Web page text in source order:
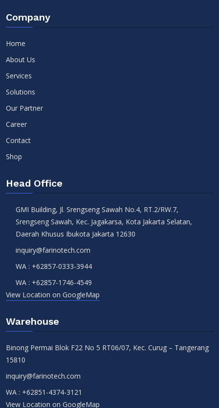
Company
Home
About Us
Services
Solutions
Our Partner
Career
Contact
Shop
Head Office
GMI Building, Jl. Srengseng Sawah No.4, RT.2/RW.7,
Srengseng Sawah, Kec. Jagakarsa, Kota Jakarta Selatan,
Daerah Khusus Ibukota Jakarta 12630
inquiry@farinotech.com
WA : +62857-0333-3944
WA : +62857-1746-4549
View Location on GoogleMap
Warehouse
Binong Permai Blok F22 No 5 RT06/07, Kec. Curug – Tangerang
15810
inquiry@farinotech.com
WA : +62851-4374-3121
View Location on GoogleMap